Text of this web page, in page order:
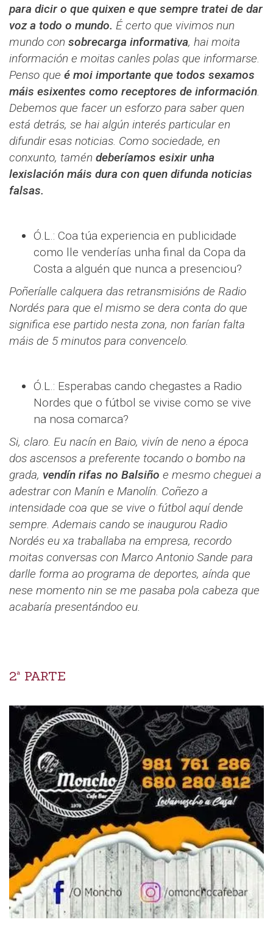
para dicir o que quixen e que sempre tratei de dar
voz a todo o mundo. É certo que vivimos nun
mundo con sobrecarga informativa, hai moita
información e moitas canles polas que informarse.
Penso que é moi importante que todos sexamos
máis esixentes como receptores de información.
Debemos que facer un esforzo para saber quen
está detrás, se hai algún interés particular en
difundir esas noticias. Como sociedade, en
conxunto, tamén deberíamos esixir unha
lexislación máis dura con quen difunda noticias
falsas.
Ó.L.: Coa túa experiencia en publicidade
como lle venderías unha final da Copa da
Costa a alguén que nunca a presenciou?
Poñeríalle calquera das retransmisións de Radio
Nordés para que el mismo se dera conta do que
significa ese partido nesta zona, non farían falta
máis de 5 minutos para convencelo.
Ó.L.: Esperabas cando chegastes a Radio
Nordes que o fútbol se vivise como se vive
na nosa comarca?
Si, claro. Eu nacín en Baio, vivín de neno a época
dos ascensos a preferente tocando o bombo na
grada, vendín rifas no Balsiño e mesmo cheguei a
adestrar con Manín e Manolín. Coñezo a
intensidade coa que se vive o fútbol aquí dende
sempre. Ademais cando se inaugurou Radio
Nordés eu xa traballaba na empresa, recordo
moitas conversas con Marco Antonio Sande para
darlle forma ao programa de deportes, aínda que
nese momento nin se me pasaba pola cabeza que
acabaría presentándoo eu.
2ª PARTE